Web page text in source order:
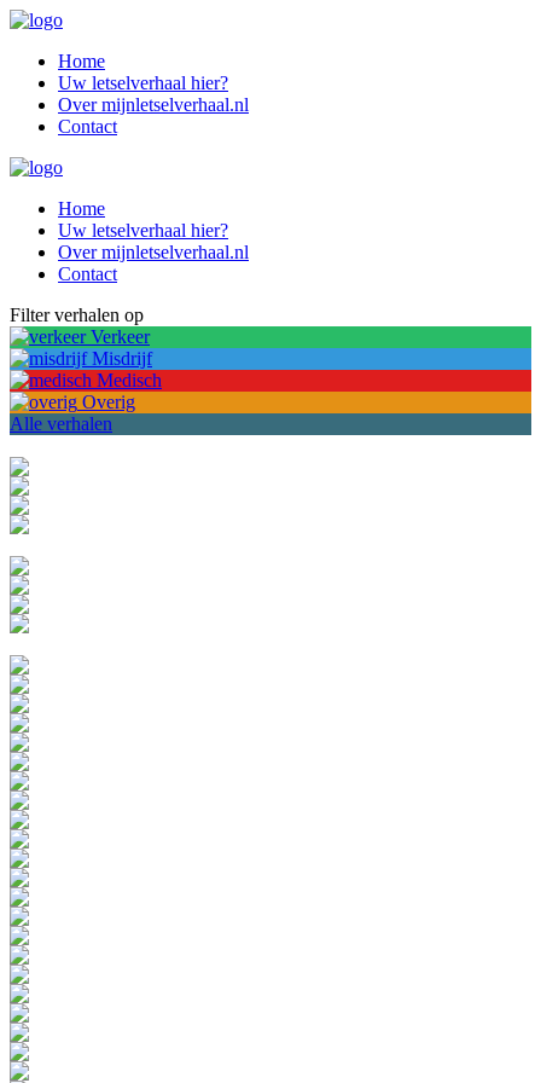
Home
Uw letselverhaal hier?
Over mijnletselverhaal.nl
Contact
Home
Uw letselverhaal hier?
Over mijnletselverhaal.nl
Contact
Filter verhalen op
Verkeer
Misdrijf
Medisch
Overig
Alle verhalen